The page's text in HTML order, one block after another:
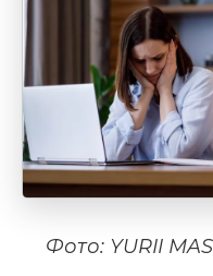
Фото: YURII